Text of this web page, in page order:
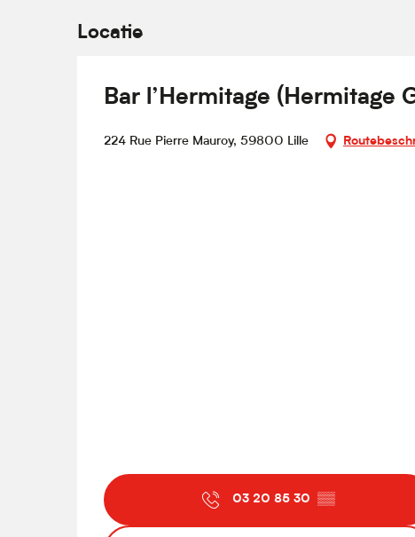
Locatie
Bar l’Hermitage (Hermitage
224 Rue Pierre Mauroy, 59800 Lille
03 20 85 30 ▒▒